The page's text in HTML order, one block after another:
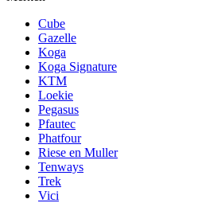
Cube
Gazelle
Koga
Koga Signature
KTM
Loekie
Pegasus
Pfautec
Phatfour
Riese en Muller
Tenways
Trek
Vici